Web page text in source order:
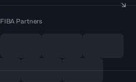
FIBA Partners